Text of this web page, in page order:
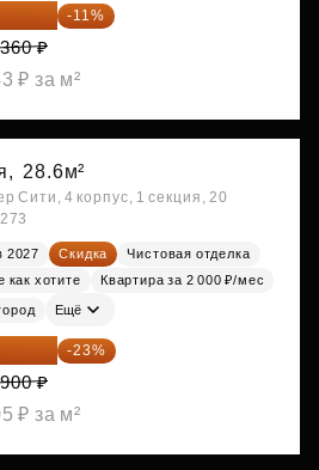
850 ₽ -11%
₽
₽ за м²
28.6м²
Сити, 4 корпус, 1 секция, 20
2027 Скидка
Чистовая отделка
как хотите
Квартира за 2 000 ₽/мес
Ещё
323 ₽ -23%
₽
₽ за м²